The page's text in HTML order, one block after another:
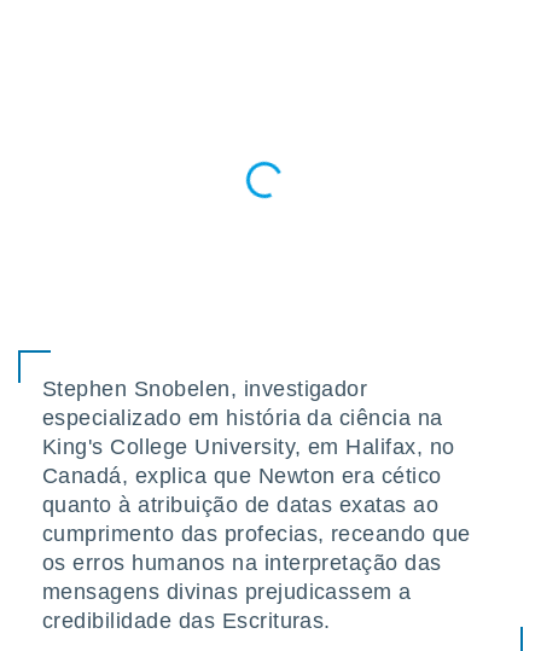
cookies,
site
caso,
de que
navegação
cookies
ou
Stephen Snobelen, investigador
especializado em história da ciência na
King's College University, em Halifax, no
Canadá, explica que Newton era cético
quanto à atribuição de datas exatas ao
cumprimento das profecias, receando que
os erros humanos na interpretação das
mensagens divinas prejudicassem a
credibilidade das Escrituras.